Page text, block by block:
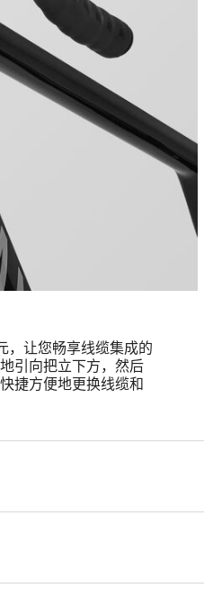
，让您畅享线缆集成的
引向把立下方，然后
捷方便地更换线缆和